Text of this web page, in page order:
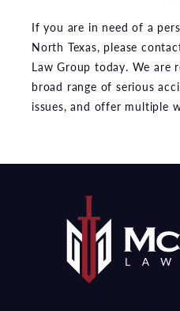
If you are in need of a
North Texas, please
Law Group today. We are
broad range of serious
issues, and offer multiple